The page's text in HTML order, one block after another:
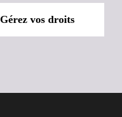
Gérez vos droits